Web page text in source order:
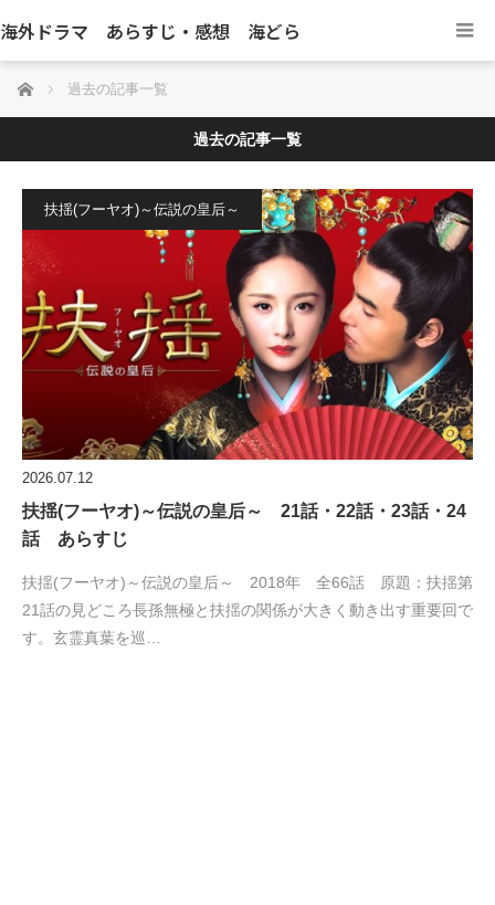
海外ドラマ あらすじ・感想 海どら
ホーム 過去の記事一覧
過去の記事一覧
扶揺(フーヤオ)～伝説の皇后～
2026.07.12
扶揺(フーヤオ)～伝説の皇后～ 21話・22話・23話・24
話 あらすじ
扶揺(フーヤオ)～伝説の皇后～ 2018年 全66話 原題：扶揺第
21話の見どころ長孫無極と扶揺の関係が大きく動き出す重要回で
す。玄霊真葉を巡…